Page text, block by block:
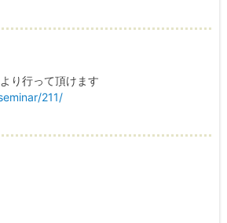
り行って頂けます
211/